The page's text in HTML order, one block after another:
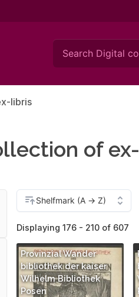
libris
of
Displaying 176 - 210 of 607
Provinzial Wander
bibliothek der kaiser
Wilhelm Bibliothek
Posen